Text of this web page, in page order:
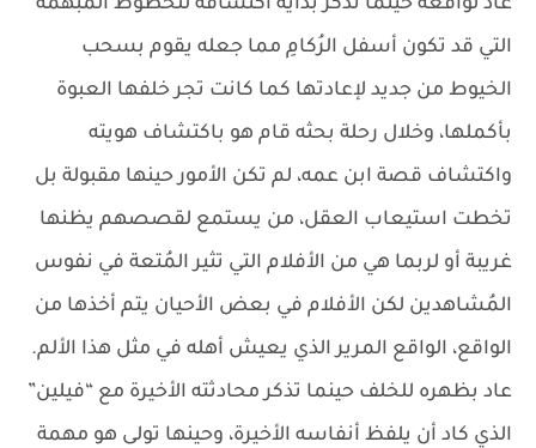
عاد لواقعه حينما تذكر بداية اكتشافه للخطوط المُبهمة
التي قد تكون أسفل الرُكامِ مما جعله يقوم بسحب
الخيوط من جديد لإعادتها كما كانت تجر خلفها العبوة
بأكملها، وخلال رحلة بحثه قام هو باكتشاف هويته
واكتشاف قصة ابن عمه، لم تكن الأمور حينها مقبولة بل
تخطت استيعاب العقل، من يستمع لقصصهم يظنها
غريبة أو لربما هي من الأفلام التي تثير المُتعة في نفوس
المُشاهدين لكن الأفلام في بعض الأحيان يتم أخذها من
الواقع، الواقع المرير الذي يعيش أهله في مثل هذا الألم.
عاد بظهره للخلف حينما تذكر محادثته الأخيرة مع “فيلين”
الذي كاد أن يلفظ أنفاسه الأخيرة، وحينها تولى هو مهمة